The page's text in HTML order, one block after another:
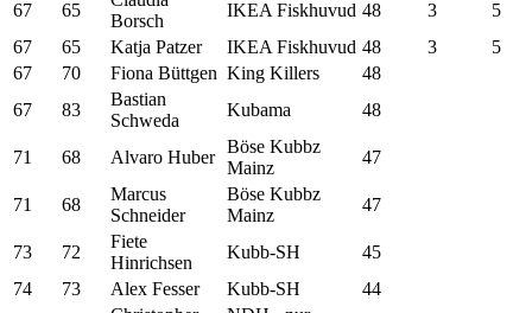
67
65
Borsch
IKEA Fiskhuvud 48 3
5
67
65 Katja Patzer IKEA Fiskhuvud 48 3
5
67
70 Fiona Büttgen King Killers
48
67
83
Bastian
Schweda
Kubama 48
71 68 Alvaro Huber
Böse Kubbz
Mainz
47
71 68
Marcus
Schneider
Böse Kubbz
Mainz
47
73 72
Fiete
Hinrichsen
Kubb-SH
45
74
73 Alex Fesser Kubb-SH
44